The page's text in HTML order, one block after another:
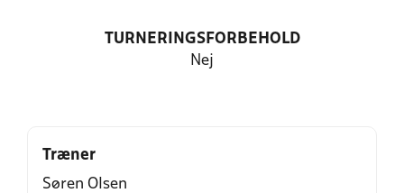
TURNERINGSFORBEHOLD
Nej
Træner
Søren Olsen